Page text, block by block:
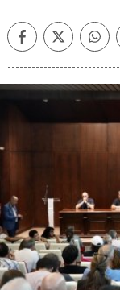
FacebookTwitter